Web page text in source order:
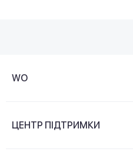
WO
ЦЕНТР ПІДТРИМКИ